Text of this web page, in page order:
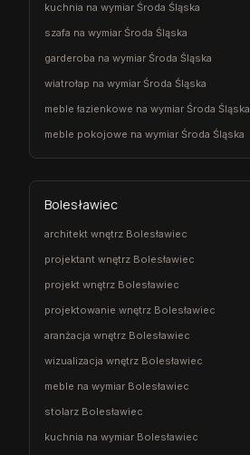
kuchnia na wymiar Środa Śląska
szafa na wymiar Środa Śląska
garderoba na wymiar Środa Śląska
wiatrołap na wymiar Środa Śląska
meble łazienkowe na wymiar Środa Śląska
meble pokojowe na wymiar Środa Śląska
Bolesławiec
architekt wnętrz Bolesławiec
projektant wnętrz Bolesławiec
projekt wnętrz Bolesławiec
projektowanie wnętrz Bolesławiec
aranżacja wnętrz Bolesławiec
wizualizacja wnętrz Bolesławiec
meble na wymiar Bolesławiec
stolarz Bolesławiec
kuchnia na wymiar Bolesławiec